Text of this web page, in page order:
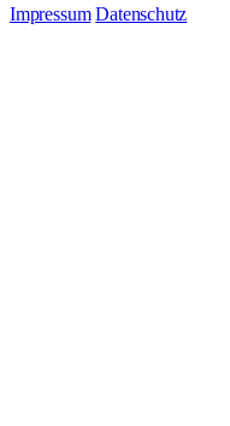
Impressum Datenschutz